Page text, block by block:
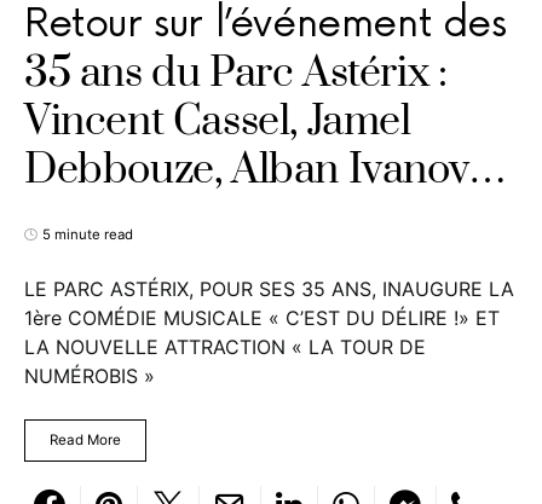
Retour sur l’événement des
35 ans du Parc Astérix :
Vincent Cassel, Jamel
Debbouze, Alban Ivanov…
5 minute read
LE PARC ASTÉRIX, POUR SES 35 ANS, INAUGURE LA
1ère COMÉDIE MUSICALE « C’EST DU DÉLIRE !» ET
LA NOUVELLE ATTRACTION « LA TOUR DE
NUMÉROBIS »
Read More